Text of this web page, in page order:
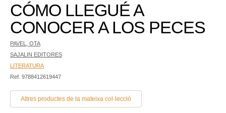
CÓMO LLEGUÉ A
CONOCER A LOS PECES
PAVEL, OTA
SAJALIN EDITORES
LITERATURA
Ref. 9788412619447
Altres productes de la mateixa col·lecció